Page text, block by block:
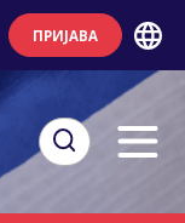
ПРИЈАВА